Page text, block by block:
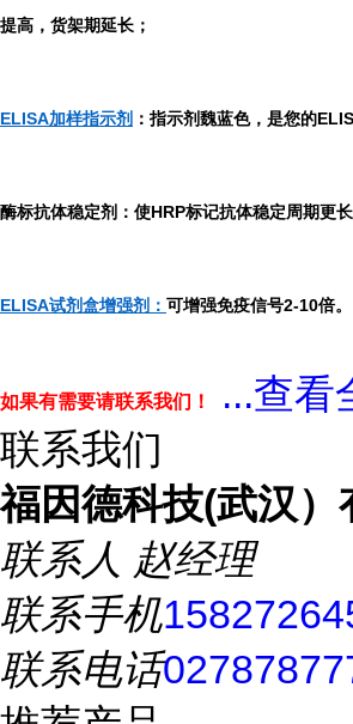
提高，货架期延长；
ELISA加样指示剂 ：指示剂魏蓝色，是您的
酶标抗体稳定剂：使HRP标记抗体稳定周期更长
ELISA试剂盒增强剂： 可增强免疫信号2-10倍。
如果有需要请联系我们！ ...查看
联系我们
福因德科技(武汉）
联系人 赵经理
联系手机
联系电话